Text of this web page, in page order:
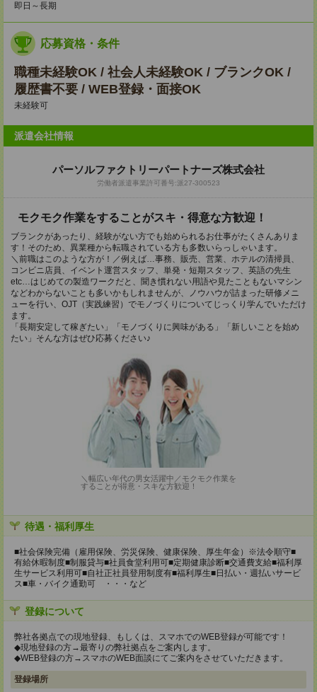
即日～長期
応募資格・条件
職種未経験OK / 社会人未経験OK / ブランクOK /
履歴書不要 / WEB登録・面接OK
未経験可
派遣会社情報
パーソルファクトリーパートナーズ株式会社
労働者派遣事業許可番号:派27-300523
モクモク作業をすることがスキ・得意な方歓迎！
ブランクがあったり、経験がない方でも始められるお仕事がたくさんありま
す！そのため、異業種から転職されている方も多数いらっしゃいます。
＼前職はこのような方が！／例えば…事務、販売、営業、ホテルの清掃員、
コンビニ店員、イベント運営スタッフ、単発・短期スタッフ、英語の先生
etc…はじめての製造ワークだと、聞き慣れない用語や見たこともないマシン
などわからないことも多いかもしれませんが、ノウハウが詰まった研修メニ
ューを行い、OJT（実践練習）でモノづくりについてじっくり学んでいただけ
ます。
「長期安定して稼ぎたい」「モノづくりに興味がある」「新しいことを始め
たい」そんな方はぜひ応募ください♪
＼幅広い年代の男女活躍中／モクモク作業を
することが得意・スキな方歓迎！
待遇・福利厚生
■社会保険完備（雇用保険、労災保険、健康保険、厚生年金）※法令順守■
有給休暇制度■制服貸与■社員食堂利用可■定期健康診断■交通費支給■福利厚
生サービス利用可■自社正社員登用制度有■福利厚生■日払い・週払いサービ
ス■車・バイク通勤可 ・・・など
登録について
弊社各拠点での現地登録、もしくは、スマホでのWEB登録が可能です！
◆現地登録の方→最寄りの弊社拠点をご案内します。
◆WEB登録の方→スマホのWEB面談にてご案内をさせていただきます。
登録場所